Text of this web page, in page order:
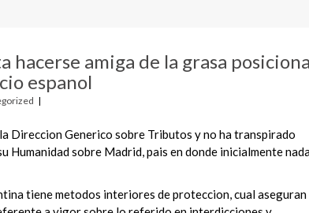
hacerse amiga de la grasa posiciona
espanol
Direccion Generico sobre Tributos y no ha transpirado
Humanidad sobre Madrid, pais en donde inicialmente
tiene metodos interiores de proteccion, cual aseguran